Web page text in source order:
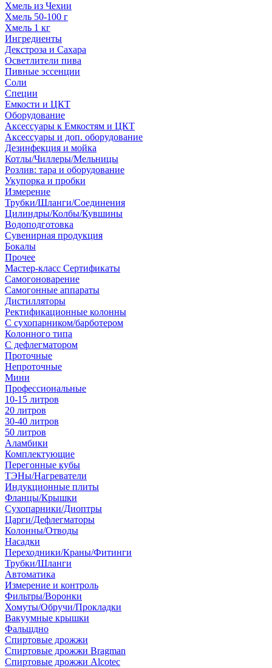
Хмель из Чехии
Хмель 50-100 г
Хмель 1 кг
Ингредиенты
Декстроза и Сахара
Осветлители пива
Пивные эссенции
Соли
Специи
Емкости и ЦКТ
Оборудование
Аксессуары к Емкостям и ЦКТ
Аксессуары и доп. оборудование
Дезинфекция и мойка
Котлы/Чиллеры/Мельницы
Розлив: тара и оборудование
Укупорка и пробки
Измерение
Трубки/Шланги/Соединения
Цилиндры/Колбы/Кувшины
Водоподготовка
Сувенирная продукция
Бокалы
Прочее
Мастер-класс Сертификаты
Самогоноварение
Самогонные аппараты
Дистилляторы
Ректификационные колонны
С сухопарником/барботером
Колонного типа
С дефлегматором
Проточные
Непроточные
Мини
Профессиональные
10-15 литров
20 литров
30-40 литров
50 литров
Аламбики
Комплектующие
Перегонные кубы
ТЭНы/Нагреватели
Индукционные плиты
Фланцы/Крышки
Сухопарники/Диоптры
Царги/Дефлегматоры
Колонны/Отводы
Насадки
Переходники/Краны/Фитинги
Трубки/Шланги
Автоматика
Измерение и контроль
Фильтры/Воронки
Хомуты/Обручи/Прокладки
Вакуумные крышки
Фальшдно
Спиртовые дрожжи
Спиртовые дрожжи Bragman
Спиртовые дрожжи Alcotec